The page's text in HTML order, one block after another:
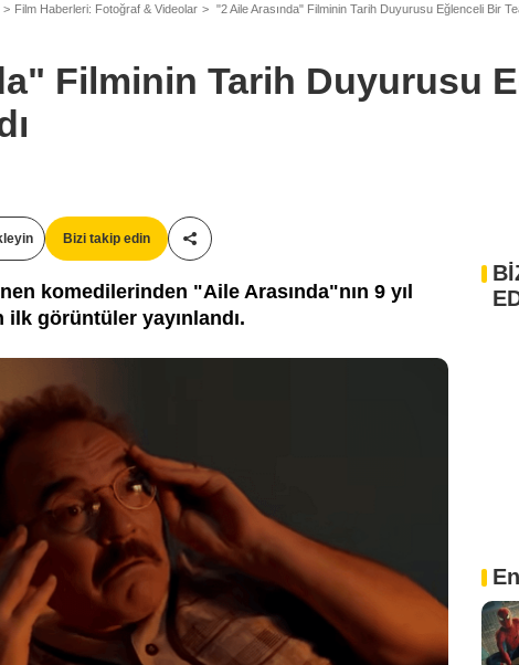
Film Haberleri: Fotoğraf & Videolar "2 Aile Arasında" Filminin Tarih Duyurusu Eğlenceli Bir
Filminin Tarih Duyurusu
Bizi takip edin
Paylaş!
komedilerinden "Aile Arasında"nın 9 yıl
görüntüler yayınlandı.